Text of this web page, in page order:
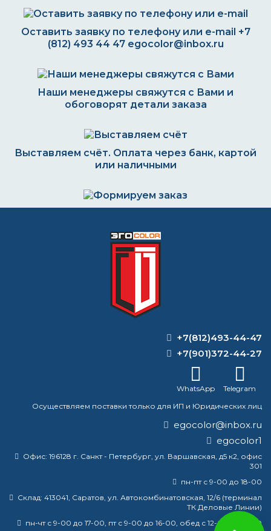
Оставить заявку по телефону или e-mail +7
(812) 493 44 47 egocolor@inbox.ru
Наши менеджеры свяжутся с Вами и
обоговорят детали заказа
Выставляем счёт. Оплата через банк, картой
или наличными
загрунтовала, но узоры не прочные.
После грунтовки еще мажутся. Как их
разбавитель?
Можно ли разбавлять молотковую
+7(812)493-44-47
+7(901)372-44-27
WhatsApp
Telegram
Осуществляем поставки только для ИП и Юридических лиц
egocolor@inbox.ru
egocolor1
Офис: 196128 г. Санкт - Петербург, ул. Варшавская, д5 к2, офис
301
пн-пт с 9-00 до 18-00
Склад: 413041, Саратов, ул. Автокомбинатовская, 12/6 (терминал
ТК Деловые Линии)
пн-чт с 9-00 до 17-00, пт с 9-00 до 16-00, обед с 12-00 до 13-00